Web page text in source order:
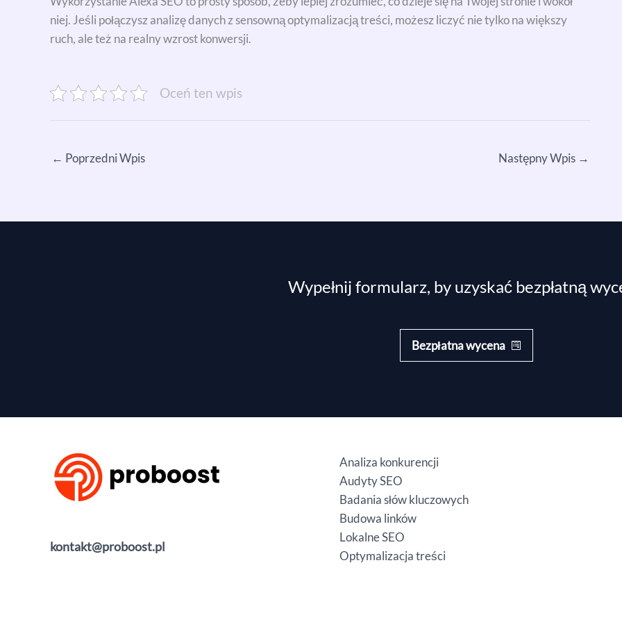
niej. Jeśli połączysz analizę danych z sensowną optymalizacją treści, możesz liczyć nie tylko na większy
ruch, ale też na realny wzrost konwersji.
Oceń ten wpis
← Poprzedni Wpis Następny Wpis →
Wypełnij formularz, by uzyskać bezpłatną
Bezpłatna wycena
kontakt@proboost.pl
Analiza konkurencji
Audyty SEO
Badania słów kluczowych
Budowa linków
Lokalne SEO
Optymalizacja treści